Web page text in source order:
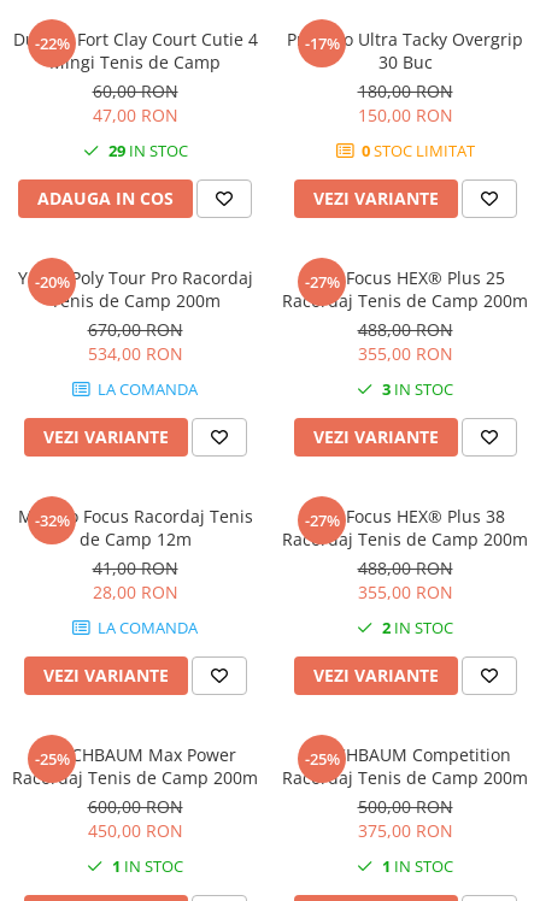
Babolat
Fete
Baieti
Adidas
Babolat
Nike
Adidas
BIDI BADU
Accesorii Imbracaminte
Sepci
Bandane
Under Armour
-22%
Dunlop Fort Clay Court Cutie 4
Mingi Tenis de Camp
60,00 RON
47,00 RON
29IN STOC
ADAUGA IN COS
-17%
Pros Pro Ultra Tacky Overgrip
30 Buc
180,00 RON
150,00 RON
0STOC LIMITAT
VEZI VARIANTE
-20%
Yonex Poly Tour Pro Racordaj
Tenis de Camp 200m
670,00 RON
534,00 RON
LA COMANDA
VEZI VARIANTE
-27%
MSV Focus HEX® Plus 25
Racordaj Tenis de Camp 200m
488,00 RON
355,00 RON
3 IN STOC
VEZI VARIANTE
-32%
MSV Co Focus Racordaj Tenis
de Camp 12m
41,00 RON
28,00 RON
LA COMANDA
VEZI VARIANTE
-27%
MSV Focus HEX® Plus 38
Racordaj Tenis de Camp 200m
488,00 RON
355,00 RON
2 IN STOC
VEZI VARIANTE
-25%
KIRSCHBAUM Max Power
Racordaj Tenis de Camp 200m
600,00 RON
450,00 RON
1 IN STOC
-25%
KIRSCHBAUM Competition
Racordaj Tenis de Camp 200m
500,00 RON
375,00 RON
1 IN STOC